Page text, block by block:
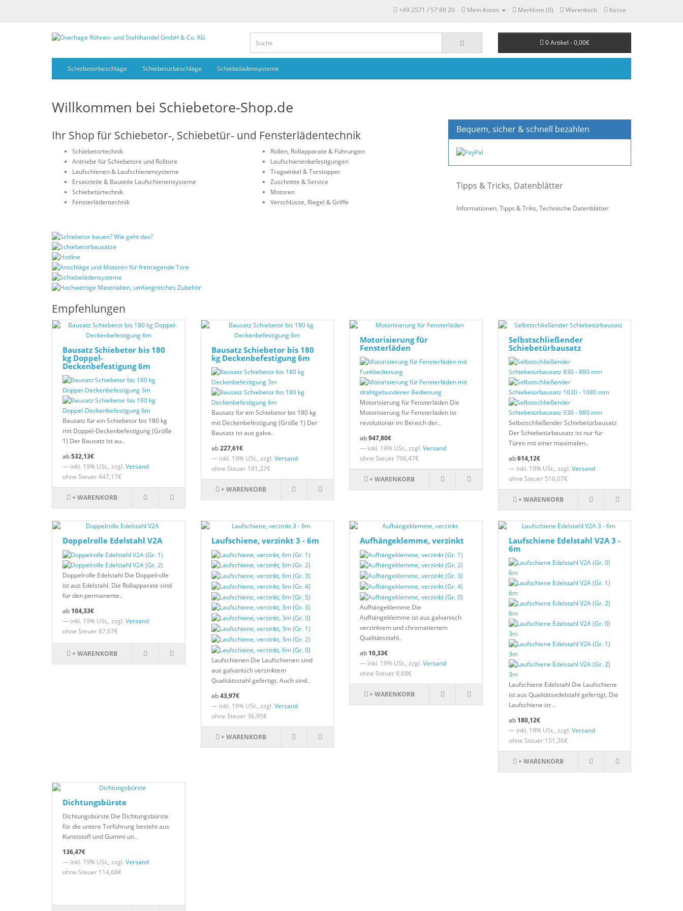
+49 2571 / 57 88 20 Mein Konto Merkliste (0) Warenkorb Kasse
0 Artikel - 0,00€
Schiebetorbeschläge Schiebetürbeschläge Schiebelädensysteme
Willkommen bei Schiebetore-Shop.de
Ihr Shop für Schiebetor-, Schiebetür- und Fensterlädentechnik
Schiebetortechnik
Antriebe für Schiebetore und Rolltore
Laufschienen & Laufschienensysteme
Ersatzteile & Bauteile Laufschienensysteme
Schiebetürtechnik
Fensterlädentechnik
Rollen, Rollapparate & Führungen
Laufschienenbefestigungen
Tragwinkel & Torstopper
Zuschnitte & Service
Motoren
Verschlüsse, Riegel & Griffe
Bequem, sicher & schnell bezahlen
Tipps & Tricks, Datenblätter
Informationen, Tipps & Triks, Technische Datenblätter
Empfehlungen
Bausatz Schiebetor bis 180
kg Doppel-
Deckenbefestigung 6m
Bausatz für ein Schiebetor bis 180 kg
mit Doppel-Deckenbefestigung (Größe
1) Der Bausatz ist au..
532,13€
— inkl. 19% USt., zzgl. Versand
ohne Steuer 447,17€
+ WARENKORB
Bausatz Schiebetor bis 180
kg Deckenbefestigung 6m
Bausatz für ein Schiebetor bis 180 kg
mit Deckenbefestigung (Größe 1) Der
Bausatz ist aus galva..
227,61€
— inkl. 19% USt., zzgl. Versand
ohne Steuer 191,27€
+ WARENKORB
Motorisierung für
Fensterläden
Motorisierung für Fensterläden Die
Motorisierung für Fensterläden ist
revolutionär im Bereich der..
947,80€
— inkl. 19% USt., zzgl. Versand
ohne Steuer 796,47€
+ WARENKORB
Selbstschließender
Schiebetürbausatz
Selbstschließender Schiebetürbausatz
Der Schiebetürbausatz ist nur für
Türen mit einer maximalen..
614,12€
— inkl. 19% USt., zzgl. Versand
ohne Steuer 516,07€
+ WARENKORB
Doppelrolle Edelstahl V2A
Doppelrolle Edelstahl Die Doppelrolle
ist aus Edelstahl. Die Rollapparate sind
für den permanente..
104,33€
— inkl. 19% USt., zzgl. Versand
ohne Steuer 87,67€
+ WARENKORB
Laufschiene, verzinkt 3 - 6m
Laufschienen Die Laufschienen sind
aus galvanisch verzinktem
Qualitätsstahl gefertigt. Auch sind..
43,97€
— inkl. 19% USt., zzgl. Versand
ohne Steuer 36,95€
+ WARENKORB
Aufhängeklemme, verzinkt
Aufhängeklemme Die
Aufhängeklemme ist aus galvanisch
verzinktem und chromatiertem
Qualitätsstahl..
10,33€
— inkl. 19% USt., zzgl. Versand
ohne Steuer 8,68€
+ WARENKORB
Laufschiene Edelstahl V2A 3 -
6m
Laufschiene Edelstahl Die Laufschiene
ist aus Qualitätsedelstahl gefertigt. Die
Laufschiene ist ..
180,12€
— inkl. 19% USt., zzgl. Versand
ohne Steuer 151,36€
+ WARENKORB
Dichtungsbürste
Dichtungsbürste Die Dichtungsbürste
für die untere Torführung besteht aus
Kunststoff und Gummi un..
136,47€
— inkl. 19% USt., zzgl. Versand
ohne Steuer 114,68€